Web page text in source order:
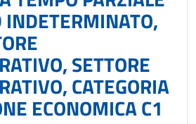
SETTORE
CATEGORIA
ECONOMICA C1